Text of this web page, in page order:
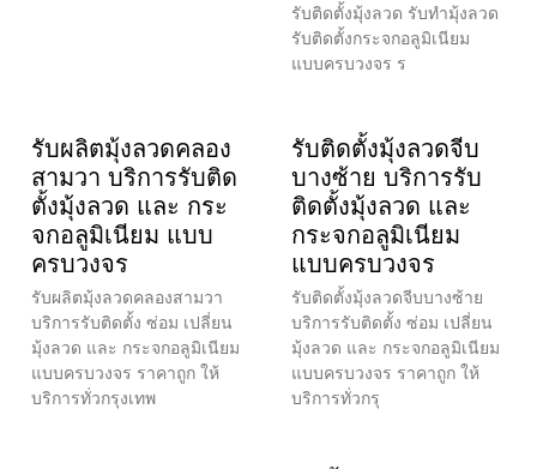
รับติดตั้งมุ้งลวด รับทำมุ้งลวด
รับติดตั้งกระจกอลูมิเนียม
แบบครบวงจร ร
รับผลิตมุ้งลวดคลอง
สามวา บริการรับติด
ตั้งมุ้งลวด และ กระ
จกอลูมิเนียม แบบ
ครบวงจร
รับผลิตมุ้งลวดคลองสามวา
บริการรับติดตั้ง ซ่อม เปลี่ยน
มุ้งลวด และ กระจกอลูมิเนียม
แบบครบวงจร ราคาถูก ให้
บริการทั่วกรุงเทพ
รับติดตั้งมุ้งลวดจีบ
บางซ้าย บริการรับ
ติดตั้งมุ้งลวด และ
กระจกอลูมิเนียม
แบบครบวงจร
รับติดตั้งมุ้งลวดจีบบางซ้าย
บริการรับติดตั้ง ซ่อม เปลี่ยน
มุ้งลวด และ กระจกอลูมิเนียม
แบบครบวงจร ราคาถูก ให้
บริการทั่วกรุ